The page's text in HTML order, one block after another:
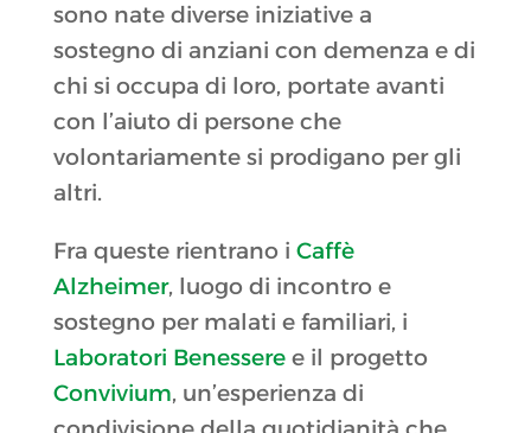
sono nate diverse iniziative a
sostegno di anziani con demenza e di
chi si occupa di loro, portate avanti
con l’aiuto di persone che
volontariamente si prodigano per gli
altri.
Fra queste rientrano i Caffè
Alzheimer, luogo di incontro e
sostegno per malati e familiari, i
Laboratori Benesseree il progetto
Convivium, un’esperienza di